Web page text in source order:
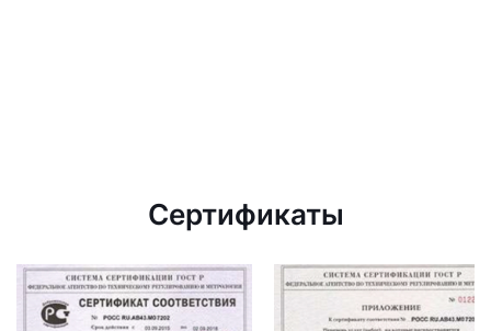
Сертификаты